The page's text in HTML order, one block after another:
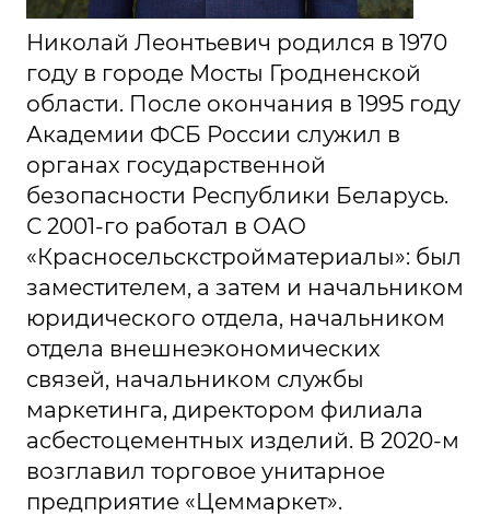
Николай Леонтьевич родился в 1970
году в городе Мосты Гродненской
области. После окончания в 1995 году
Академии ФСБ России служил в
органах государственной
безопасности Республики Беларусь.
С 2001-го работал в ОАО
«Красносельскстройматериалы»: был
заместителем, а затем и начальником
юридического отдела, начальником
отдела внешнеэкономических
связей, начальником службы
маркетинга, директором филиала
асбестоцементных изделий. В 2020-м
возглавил торговое унитарное
предприятие «Цеммаркет».